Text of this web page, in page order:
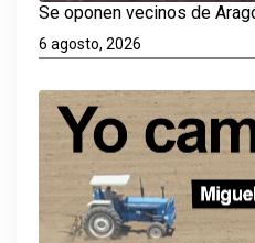
Se oponen vecinos de
6 agosto, 2026